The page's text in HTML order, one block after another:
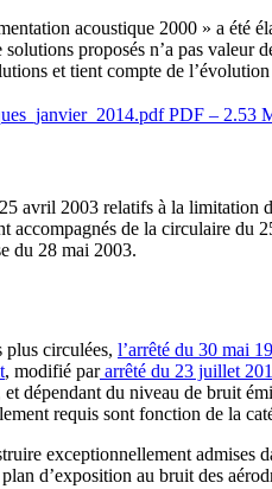
acoustique 2000 » a été
proposés n’a pas
et tient compte de
PDF – 2.53
avril 2003 relatifs à la limitation
accompagnés de la circulaire
du 28 mai 2003.
plus circulées, l’arrêté du 30 mai
, modifié pararrêté du 23 juillet
dépendant du niveau de bruit
requis sont fonction de la
exceptionnellement admises
d’exposition au bruit des